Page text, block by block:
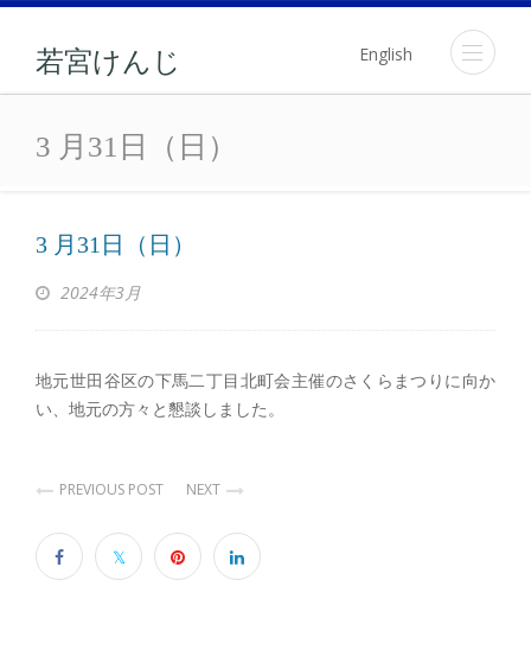
若宮けんじ English
3 月31日（日）
3 月31日（日）
3 月31日（日）
2024年3月
地元世田谷区の下馬二丁目北町会主催のさくらまつりに向か
い、地元の方々と懇談しました。
PREVIOUS POST NEXT